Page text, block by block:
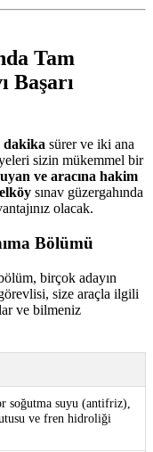
Tam
Başarı
dakika sürer ve iki ana
sizin mükemmel bir
ve aracına hakim
sınav güzergahında
olacak.
Bölümü
birçok adayın
size araçla ilgili
ve bilmeniz
soğutma suyu (antifriz),
ve fren hidroliği